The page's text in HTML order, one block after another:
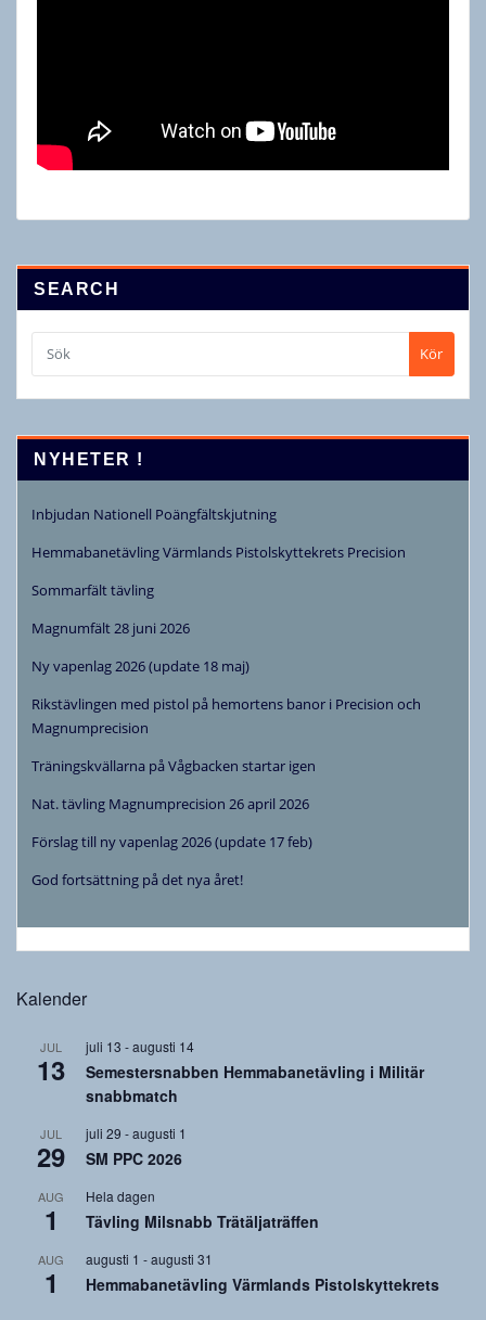
SEARCH
Kör
NYHETER !
Inbjudan Nationell Poängfältskjutning
Hemmabanetävling Värmlands Pistolskyttekrets Precision
Sommarfält tävling
Magnumfält 28 juni 2026
Ny vapenlag 2026 (update 18 maj)
Rikstävlingen med pistol på hemortens banor i Precision och
Magnumprecision
Träningskvällarna på Vågbacken startar igen
Nat. tävling Magnumprecision 26 april 2026
Förslag till ny vapenlag 2026 (update 17 feb)
God fortsättning på det nya året!
Kalender
JUL
13
juli 13 -augusti 14
Semestersnabben Hemmabanetävling i Militär
snabbmatch
JUL
29
juli 29 -augusti 1
SM PPC 2026
AUG
1
Hela dagen
Tävling Milsnabb Trätäljaträffen
AUG
1
augusti 1 -augusti 31
Hemmabanetävling Värmlands Pistolskyttekrets